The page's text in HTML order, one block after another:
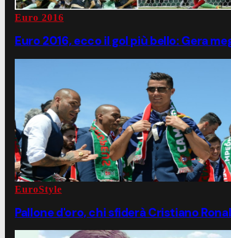
Euro 2016
Euro 2016, ecco il gol più bello: Gera
EuroStyle
Pallone d'oro, chi sfiderà Cristiano